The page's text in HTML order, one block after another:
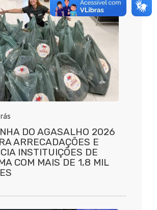
DO AGASALHO 2026
ARRECADAÇÕES E
INSTITUIÇÕES DE
COM MAIS DE 1,8 MIL